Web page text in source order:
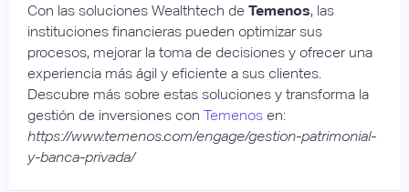
Con las soluciones Wealthtech de Temenos, las
instituciones financieras pueden optimizar sus
procesos, mejorar la toma de decisiones y ofrecer una
experiencia más ágil y eficiente a sus clientes.
Descubre más sobre estas soluciones y transforma la
gestión de inversiones con Temenos en:
https://www.temenos.com/engage/gestion-patrimonial-
y-banca-privada/